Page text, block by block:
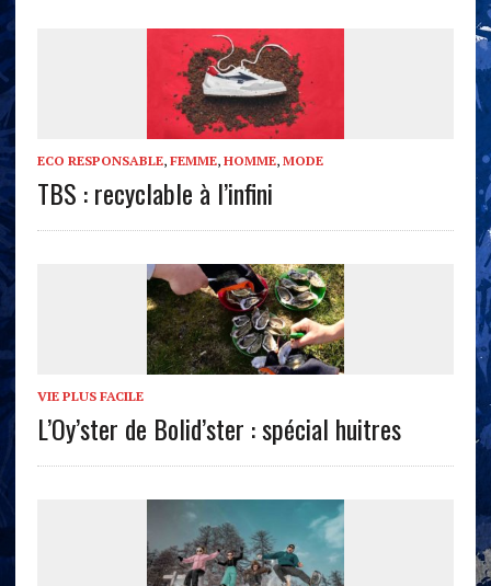
ECO RESPONSABLE, FEMME, HOMME, MODE
TBS : recyclable à l’infini
VIE PLUS FACILE
L’Oy’ster de Bolid’ster : spécial huitres